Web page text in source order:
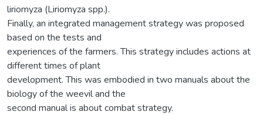
liriomyza (Liriomyza spp.).
Finally, an integrated management strategy was proposed
based on the tests and
experiences of the farmers. This strategy includes actions at
different times of plant
development. This was embodied in two manuals about the
biology of the weevil and the
second manual is about combat strategy.